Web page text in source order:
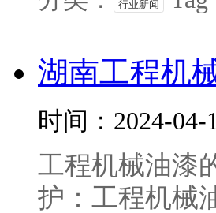
行业新闻
湖南工程机
时间：2024-04-
工程机械油漆
护：工程机械